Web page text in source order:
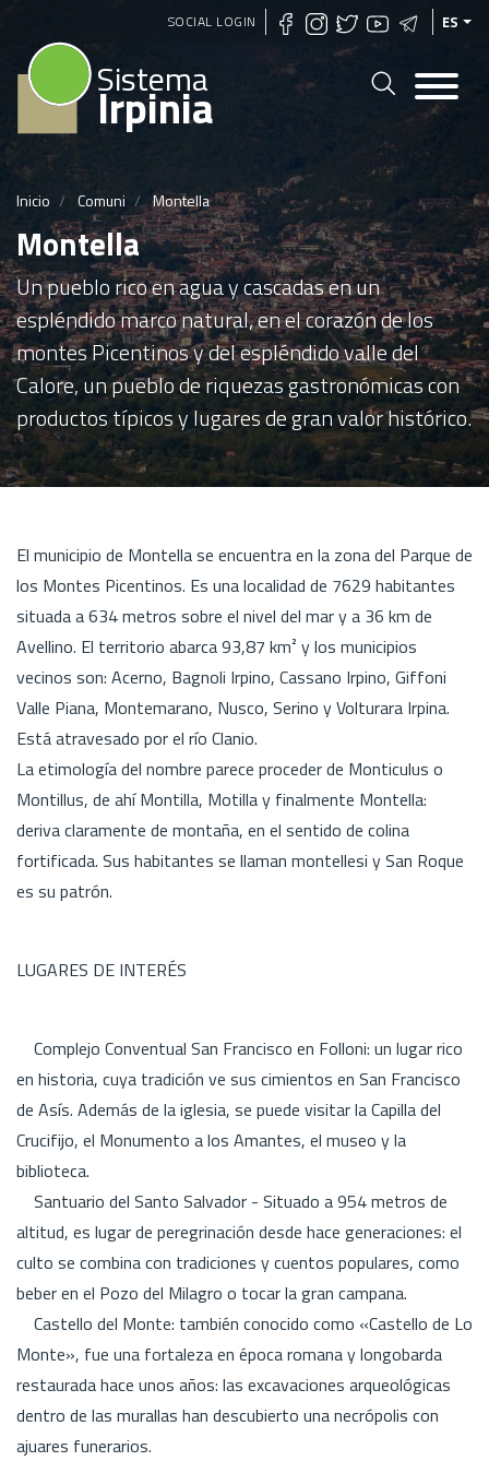
Pasar
contenido
principal
SOCIAL LOGIN ES
Sistema
Irpinia
Inicio Comuni Montella
Montella
Un pueblo rico en agua y cascadas en un
espléndido marco natural, en el corazón de los
montes Picentinos y del espléndido valle del
Calore, un pueblo de riquezas gastronómicas con
productos típicos y lugares de gran valor histórico.
El municipio de Montella se encuentra en la zona del Parque de
los Montes Picentinos. Es una localidad de 7629 habitantes
situada a 634 metros sobre el nivel del mar y a 36 km de
Avellino. El territorio abarca 93,87 km² y los municipios
vecinos son: Acerno, Bagnoli Irpino, Cassano Irpino, Giffoni
Valle Piana, Montemarano, Nusco, Serino y Volturara Irpina.
Está atravesado por el río Clanio.
La etimología del nombre parece proceder de Monticulus o
Montillus, de ahí Montilla, Motilla y finalmente Montella:
deriva claramente de montaña, en el sentido de colina
fortificada. Sus habitantes se llaman montellesi y San Roque
es su patrón.
LUGARES DE INTERÉS
Complejo Conventual San Francisco en Folloni: un lugar rico
en historia, cuya tradición ve sus cimientos en San Francisco
de Asís. Además de la iglesia, se puede visitar la Capilla del
Crucifijo, el Monumento a los Amantes, el museo y la
biblioteca.
Santuario del Santo Salvador - Situado a 954 metros de
altitud, es lugar de peregrinación desde hace generaciones: el
culto se combina con tradiciones y cuentos populares, como
beber en el Pozo del Milagro o tocar la gran campana.
Castello del Monte: también conocido como «Castello de Lo
Monte», fue una fortaleza en época romana y longobarda
restaurada hace unos años: las excavaciones arqueológicas
dentro de las murallas han descubierto una necrópolis con
ajuares funerarios.